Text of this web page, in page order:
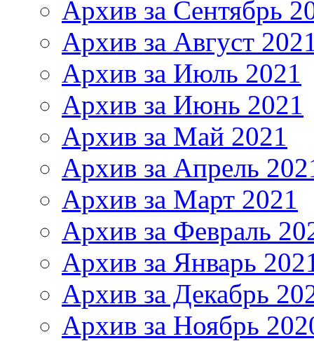
Архив за Сентябрь
Архив за Август
Архив за Июль 2021
Архив за Июнь 2021
Архив за Май 2021
Архив за Апрель
Архив за Март 2021
Архив за Февраль
Архив за Январь
Архив за Декабрь
Архив за Ноябрь